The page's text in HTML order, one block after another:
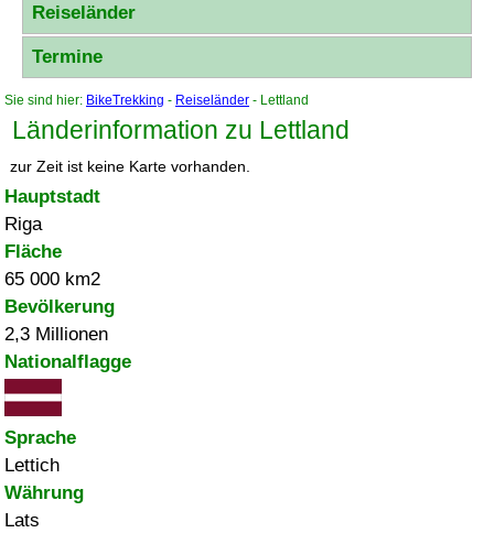
Reiseländer
Termine
Sie sind hier: BikeTrekking - Reiseländer - Lettland
Länderinformation zu Lettland
zur Zeit ist keine Karte vorhanden.
Hauptstadt
Riga
Fläche
65 000 km2
Bevölkerung
2,3 Millionen
Nationalflagge
Sprache
Lettich
Währung
Lats